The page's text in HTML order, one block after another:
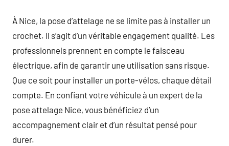
À Nice, la pose d’attelage ne se limite pas à installer un
crochet. Il s’agit d’un véritable engagement qualité. Les
professionnels prennent en compte le faisceau
électrique, afin de garantir une utilisation sans risque.
Que ce soit pour installer un porte-vélos, chaque détail
compte. En confiant votre véhicule à un expert de la
pose attelage Nice, vous bénéficiez d’un
accompagnement clair et d’un résultat pensé pour
durer.